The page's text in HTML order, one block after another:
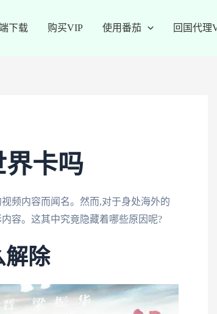
下载 购买VIP 使用番茄 回国代理
界卡吗
频内容而闻名。然而,对于身处海外的
容。这其中究竟隐藏着哪些原因呢?
解除